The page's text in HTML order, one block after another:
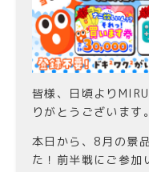
皆様、日頃より
りがとうございます。
本日から、8月の景
た！前半戦にご参加